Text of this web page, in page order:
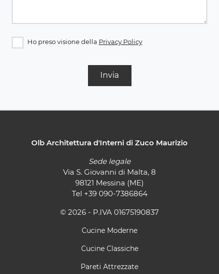
Ho preso visione della Privacy Policy
Invia
Olb Architettura d'Interni di Zuco Maurizio
Sede legale
Via S. Giovanni di Malta, 8
98121 Messina (ME)
Tel +39 090-7386864
© 2026 - P.IVA 01675190837
Cucine Moderne
Cucine Classiche
Pareti Attrezzate